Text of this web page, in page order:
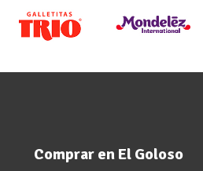
Comprar en El Goloso